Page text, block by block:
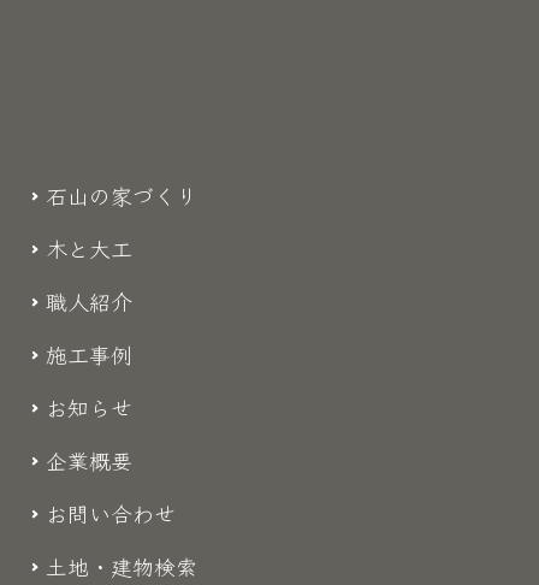
石山の家づくり
木と大工
職人紹介
施工事例
お知らせ
企業概要
お問い合わせ
土地・建物検索